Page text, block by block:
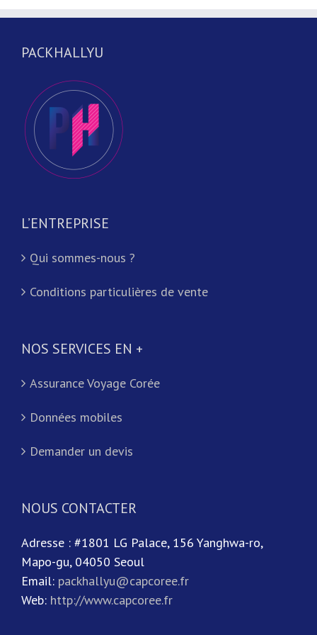
PACKHALLYU
L’ENTREPRISE
Qui sommes-nous ?
Conditions particulières de vente
NOS SERVICES EN +
Assurance Voyage Corée
Données mobiles
Demander un devis
NOUS CONTACTER
Adresse : #1801 LG Palace, 156 Yanghwa-ro,
Mapo-gu, 04050 Seoul
Email: packhallyu@capcoree.fr
Web: http://www.capcoree.fr